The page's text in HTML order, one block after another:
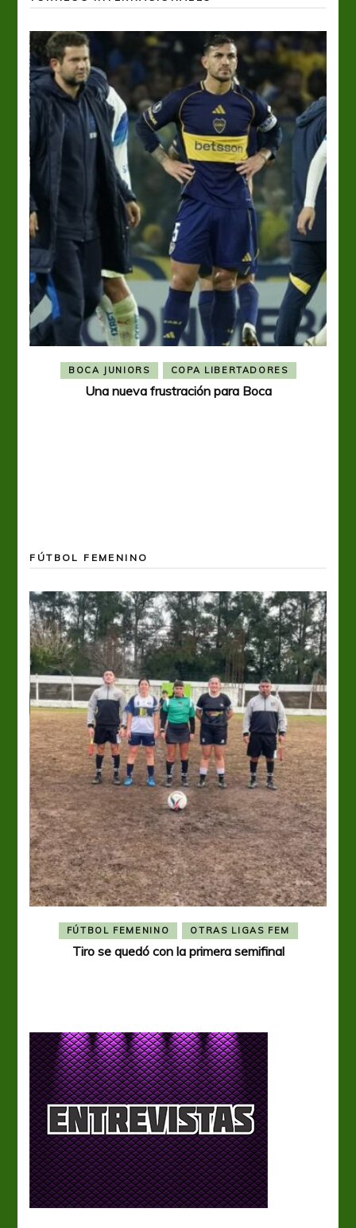
BOCA JUNIORS COPA LIBERTADORES
Una nueva frustración para Boca
FÚTBOL FEMENINO
FÚTBOL FEMENINO OTRAS LIGAS FEM
Tiro se quedó con la primera semifinal